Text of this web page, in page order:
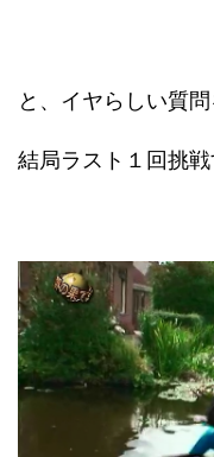
と、イヤらしい質
結局ラスト１回挑戦